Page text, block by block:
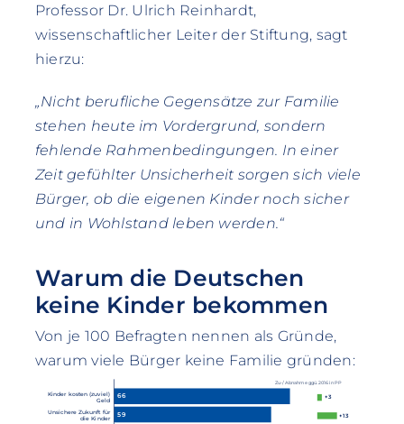
Professor Dr. Ulrich Reinhardt,
wissenschaftlicher Leiter der Stiftung, sagt
hierzu:
„Nicht berufliche Gegensätze zur Familie
stehen heute im Vordergrund, sondern
fehlende Rahmenbedingungen. In einer
Zeit gefühlter Unsicherheit sorgen sich viele
Bürger, ob die eigenen Kinder noch sicher
und in Wohlstand leben werden.“
Warum die Deutschen
keine Kinder bekommen
Von je 100 Befragten nennen als Gründe,
warum viele Bürger keine Familie gründen:
Zu-/ Abnahme ggü. 2016 in PP
Kinder kosten (zuviel)
Geld
66 +3
Unsichere Zukunft für
die Kinder
59 +13